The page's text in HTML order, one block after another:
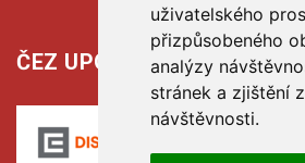
uživatelského
přizpůsobeného
analýzy
stránek a zjištění
návštěvnosti.
ČEZ UPOZORŇUJE: